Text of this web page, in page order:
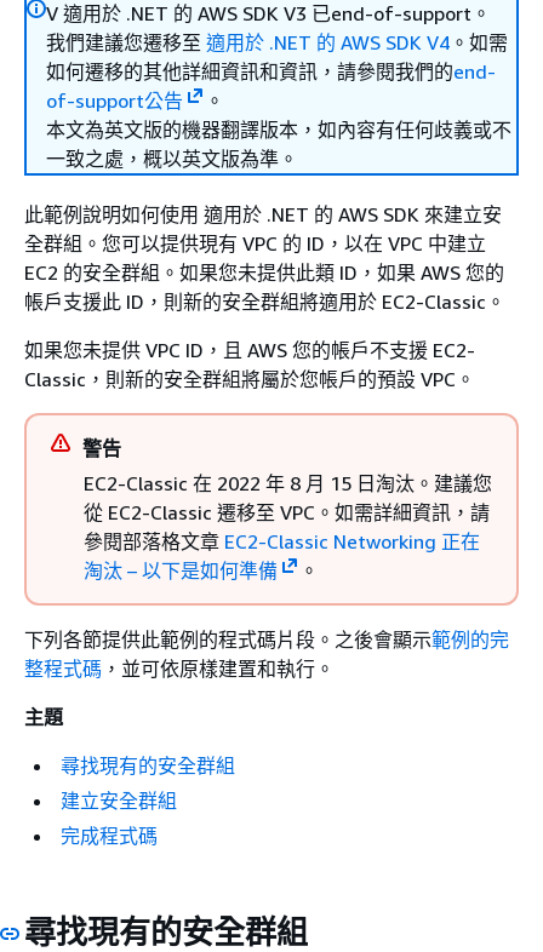
V 適用於 .NET 的 AWS SDK V3 已end-of-support。
我們建議您遷移至 適用於 .NET 的 AWS SDK V4 。如需
如何遷移的其他詳細資訊和資訊，請參閱我們的end-
of-support公告
。
本文為英文版的機器翻譯版本，如內容有任何歧義或不
一致之處，概以英文版為準。
此範例說明如何使用 適用於 .NET 的 AWS SDK 來建立安
全群組。您可以提供現有 VPC 的 ID，以在 VPC 中建立
EC2 的安全群組。如果您未提供此類 ID，如果 AWS 您的
帳戶支援此 ID，則新的安全群組將適用於 EC2-Classic。
如果您未提供 VPC ID，且 AWS 您的帳戶不支援 EC2-
Classic，則新的安全群組將屬於您帳戶的預設 VPC。
警告
EC2-Classic 在 2022 年 8 月 15 日淘汰。建議您
從 EC2-Classic 遷移至 VPC。如需詳細資訊，請
參閱部落格文章 EC2-Classic Networking 正在
淘汰 – 以下是如何準備
。
下列各節提供此範例的程式碼片段。之後會顯示範例的完
整程式碼 ，並可依原樣建置和執行。
主題
尋找現有的安全群組
建立安全群組
完成程式碼
尋找現有的安全群組